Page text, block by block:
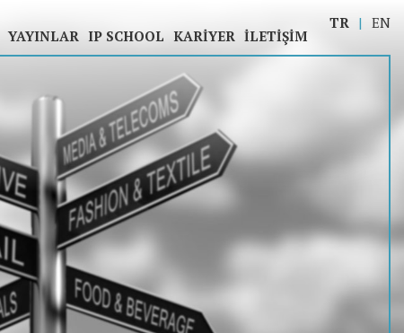
YAYINLAR IP SCHOOL KARIYER İLETIŞIM
TR EN